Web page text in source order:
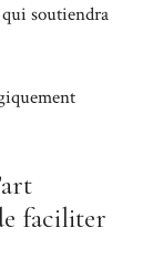
qui soutiendra
faciliter